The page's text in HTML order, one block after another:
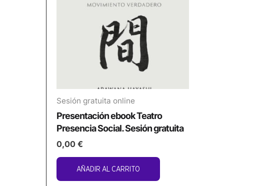
Sesión gratuita online
Presentación ebook Teatro
Presencia Social. Sesión gratuita
0,00 €
AÑADIR AL CARRITO